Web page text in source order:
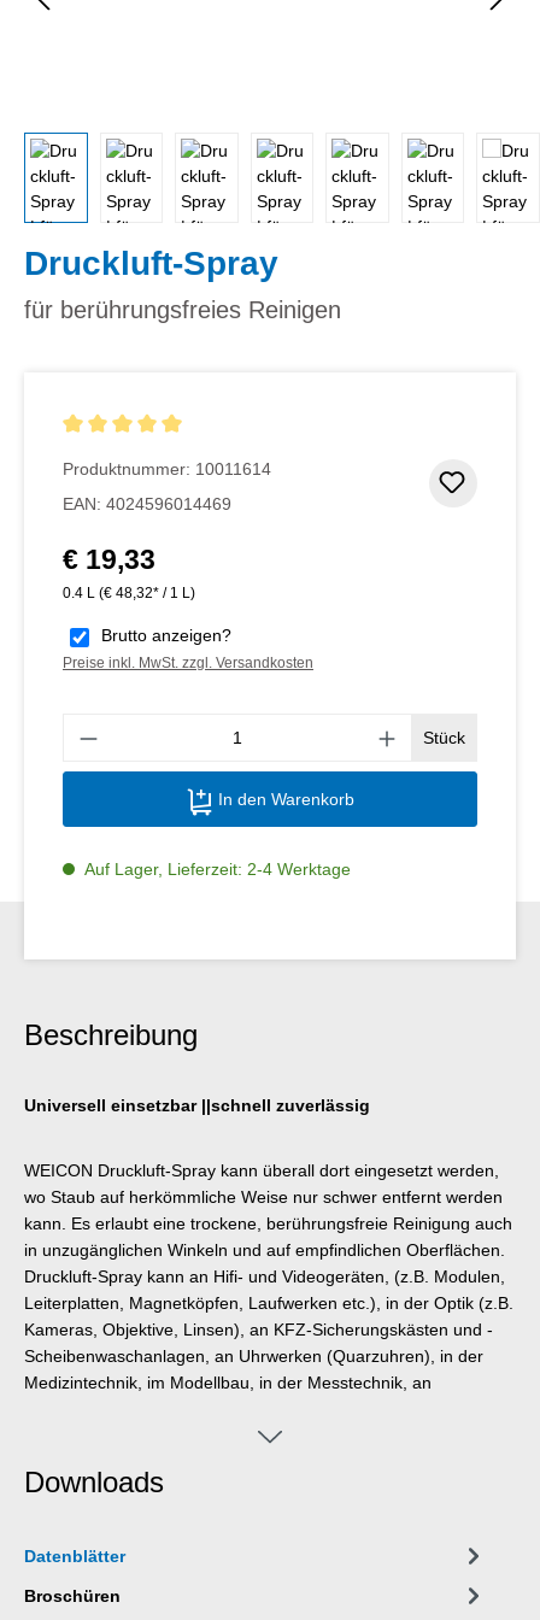
Druckluft-Spray
für berührungsfreies Reinigen
Produktnummer: 10011614
EAN: 4024596014469
Regulärer Preis:
€ 19,33
0.4 L (€ 48,32* / 1 L)
Brutto anzeigen?
Preise inkl. MwSt. zzgl. Versandkosten
Stück
In den Warenkorb
Auf Lager, Lieferzeit: 2-4 Werktage
Beschreibung
Universell einsetzbar ||schnell zuverlässig
WEICON Druckluft-Spray kann überall dort eingesetzt werden,
wo Staub auf herkömmliche Weise nur schwer entfernt werden
kann. Es erlaubt eine trockene, berührungsfreie Reinigung auch
in unzugänglichen Winkeln und auf empfindlichen Oberflächen.
Druckluft-Spray kann an Hifi- und Videogeräten, (z.B. Modulen,
Leiterplatten, Magnetköpfen, Laufwerken etc.), in der Optik (z.B.
Kameras, Objektive, Linsen), an KFZ-Sicherungskästen und -
Scheibenwaschanlagen, an Uhrwerken (Quarzuhren), in der
Medizintechnik, im Modellbau, in der Messtechnik, an
Downloads
Datenblätter
Broschüren